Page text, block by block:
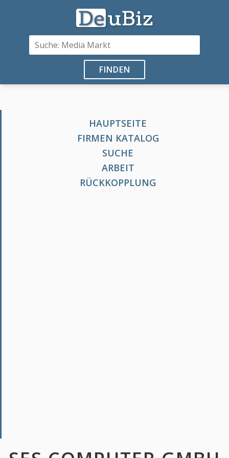
FINDEN
HAUPTSEITE
FIRMEN KATALOG
SUCHE
ARBEIT
RÜCKKOPPLUNG